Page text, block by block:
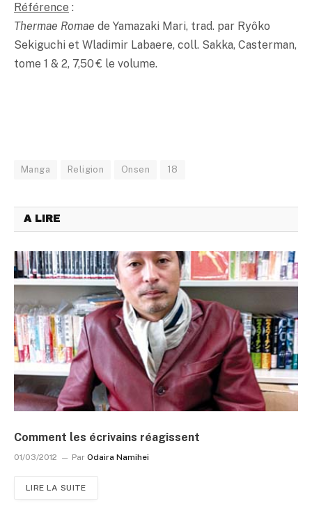
Référence :
Thermae Romae de Yamazaki Mari, trad. par Ryôko
Sekiguchi et Wladimir Labaere, coll. Sakka, Casterman,
tome 1 & 2, 7,50 € le volume.
Manga Religion Onsen 18
A LIRE
Comment les écrivains réagissent
01/03/2012 Par Odaira Namihei
LIRE LA SUITE